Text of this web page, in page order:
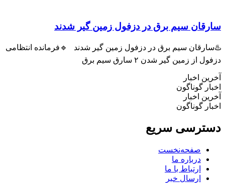
سارقان سیم برق در دزفول زمین گیر شدند
♨️سارقان سیم برق در دزفول زمین گیر شدند 🔹فرمانده انتظامی
دزفول از زمین گیر شدن ۲ سارق سیم برق
آخرین اخبار
اخبار گوناگون
آخرین اخبار
اخبار گوناگون
دسترسی سریع
صفحه‌نخست
درباره ما
ارتباط با ما
ارسال خبر